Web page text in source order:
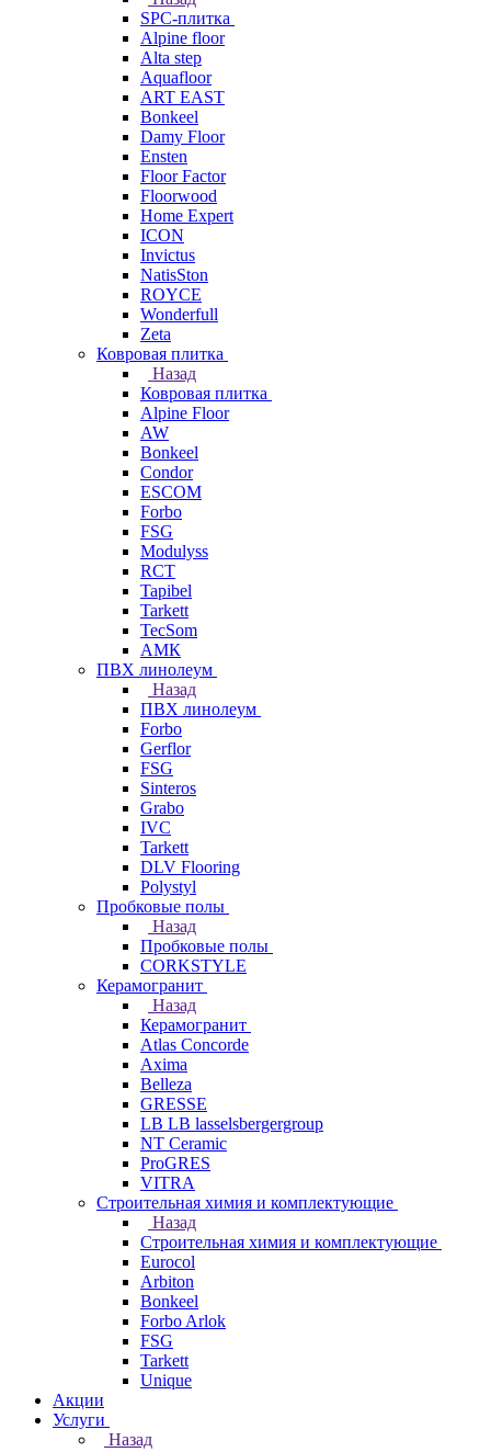
SPC-плитка
Alpine floor
Alta step
Aquafloor
ART EAST
Bonkeel
Damy Floor
Ensten
Floor Factor
Floorwood
Home Expert
ICON
Invictus
NatisSton
ROYCE
Wonderfull
Zeta
Ковровая плитка
Назад
Ковровая плитка
Alpine Floor
AW
Bonkeel
Condor
ESCOM
Forbo
FSG
Modulyss
RCT
Tapibel
Tarkett
TecSom
АМК
ПВХ линолеум
Назад
ПВХ линолеум
Forbo
Gerflor
FSG
Sinteros
Grabo
IVC
Tarkett
DLV Flooring
Polystyl
Пробковые полы
Назад
Пробковые полы
CORKSTYLE
Керамогранит
Назад
Керамогранит
Atlas Concorde
Axima
Belleza
GRESSE
LB LB lasselsbergergroup
NT Ceramic
ProGRES
VITRA
Строительная химия и комплектующие
Назад
Строительная химия и комплектующие
Eurocol
Arbiton
Bonkeel
Forbo Arlok
FSG
Tarkett
Unique
Акции
Услуги
Назад